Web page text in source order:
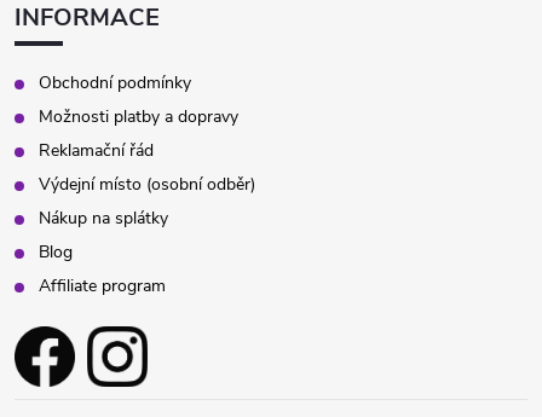
y
v
ý
p
i
s
u
INFORMACE
Obchodní podmínky
Možnosti platby a dopravy
Reklamační řád
Výdejní místo (osobní odběr)
Nákup na splátky
Blog
Affiliate program